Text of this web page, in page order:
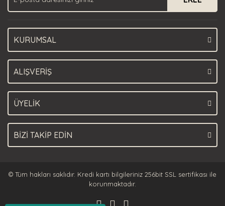
KURUMSAL
ALIŞVERİŞ
ÜYELİK
BİZİ TAKİP EDİN
© Tüm hakları saklıdır. Kredi kartı bilgileriniz 256bit SSL sertifikası ile
korunmaktadır.